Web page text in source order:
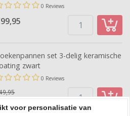
0 Reviews
95
set 3-delig keramische
zwart
0 Reviews
€39, voor personalisatie van